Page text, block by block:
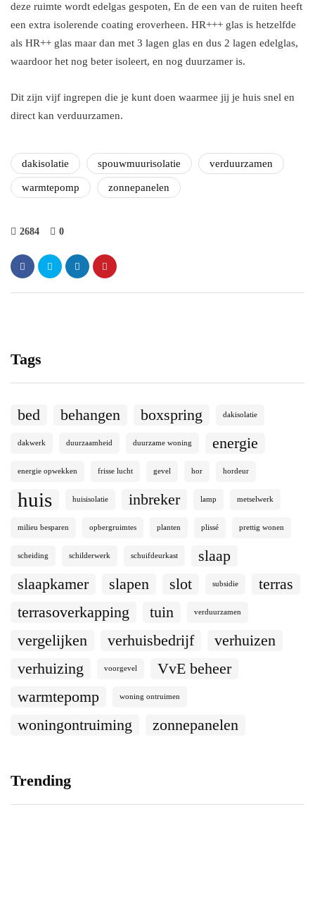
deze ruimte wordt edelgas gespoten, En de een van de ruiten heeft
een extra isolerende coating eroverheen. HR+++ glas is hetzelfde
als HR++ glas maar dan met 3 lagen glas en dus 2 lagen edelglas,
waardoor het nog beter isoleert, en nog duurzamer is.
Dit zijn vijf ingrepen die je kunt doen waarmee jij je huis snel en
direct kan verduurzamen.
dakisolatie spouwmuurisolatie verduurzamen
warmtepomp zonnepanelen
2684 0
Tags
bed behangen boxspring dakisolatie
dakwerk duurzaamheid duurzame woning energie
energie opwekken frisse lucht gevel hor hordeur
huis huisisolatie inbreker lamp metselwerk
milieu besparen opbergruimtes planten plissé prettig wonen
scheiding schilderwerk schuifdeurkast
slaap
slaapkamer
slapen slot subsidie
terras
terrasoverkapping
tuin verduurzamen
vergelijken verhuisbedrijf
verhuizen
verhuizing
voorgevel
VvE beheer
warmtepomp
woning ontruimen
woningontruiming zonnepanelen
Trending